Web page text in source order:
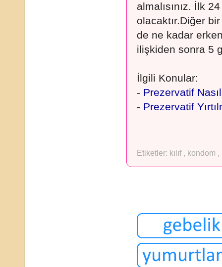
almalısınız. İlk
olacaktır.Diğer
de ne kadar
ilişkiden sonra 5
İlgili Konular:
- Prezervatif Nasıl
- Prezervatif
Etiketler: kılıf , kondom ,